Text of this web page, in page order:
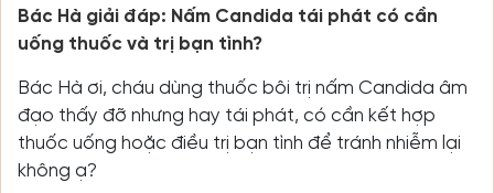
Bác Hà giải đáp: Nấm Candida tái phát có cần
uống thuốc và trị bạn tình?
Bác Hà ơi, cháu dùng thuốc bôi trị nấm Candida âm
đạo thấy đỡ nhưng hay tái phát, có cần kết hợp
thuốc uống hoặc điều trị bạn tình để tránh nhiễm lại
không ạ?